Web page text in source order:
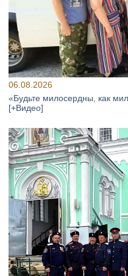
06.08.2026
«Будьте милосердны, как
[+Видео]